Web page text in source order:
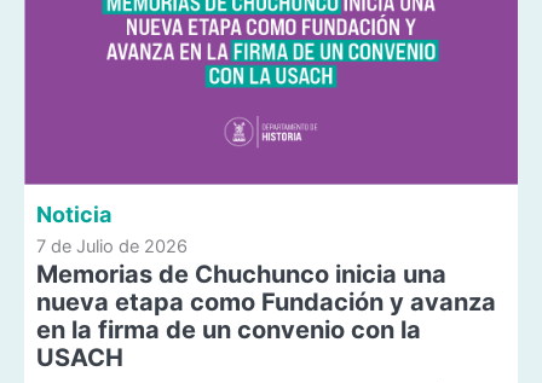
Noticia
7 de Julio de 2026
Memorias de Chuchunco inicia una
nueva etapa como Fundación y avanza
en la firma de un convenio con la
USACH